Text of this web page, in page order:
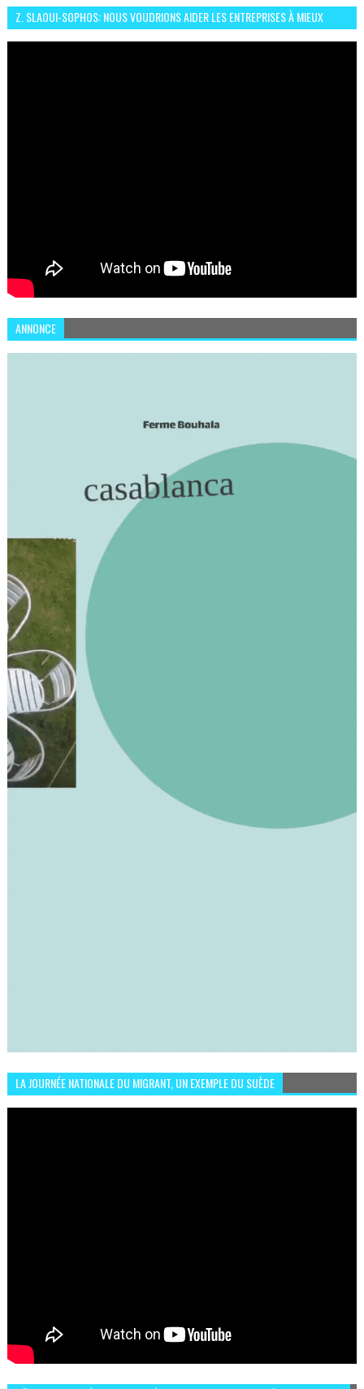
Z. SLAOUI-SOPHOS: NOUS VOUDRIONS AIDER LES ENTREPRISES À MIEUX
ANNONCE
LA JOURNÉE NATIONALE DU MIGRANT, UN EXEMPLE DU SUÈDE